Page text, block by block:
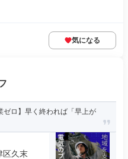
気になる
ゼロ】早く終われば「早上が
区久末